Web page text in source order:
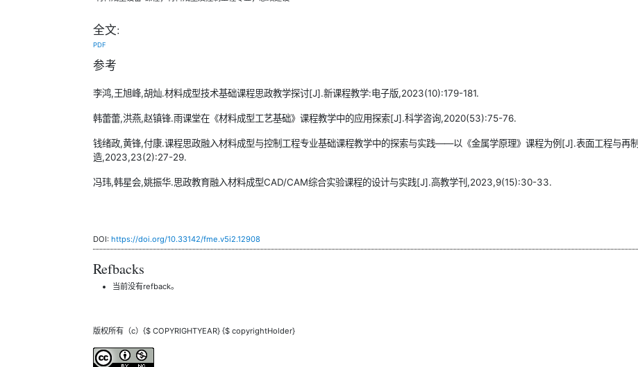
全文:
PDF
参考
李鸿,王旭峰,胡灿.材料成型技术基础课程思政教学探讨[J].新课程教学:电子版,2023(10):179-181.
韩蕾蕾,洪燕,赵镇锋.雨课堂在《材料成型工艺基础》课程教学中的应用探索[J].科学咨询,2020(53):75-76.
钱绪政,黄锋,付康.课程思政融入材料成型与控制工程专业基础课程教学中的探索与实践——以《金属学原理》课程为例[J].表面工程与再制
造,2023,23(2):27-29.
冯玮,韩星会,姚振华.思政教育融入材料成型CAD/CAM综合实验课程的设计与实践[J].高教学刊,2023,9(15):30-33.
DOI:https://doi.org/10.33142/fme.v5i2.12908
Refbacks
当前没有refback。
版权所有（c）{$ COPYRIGHTYEAR} {$ copyrightHolder}